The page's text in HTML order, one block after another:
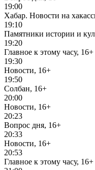
19:00
Хабар. Новости на
19:10
Памятники истории и
19:20
Главное к этому часу, 16+
19:30
Новости, 16+
19:50
Солбан, 16+
20:00
Новости, 16+
20:23
Вопрос дня, 16+
20:33
Новости, 16+
20:53
Главное к этому часу, 16+